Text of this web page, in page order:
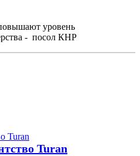
уровень
- посол КНР
Turan